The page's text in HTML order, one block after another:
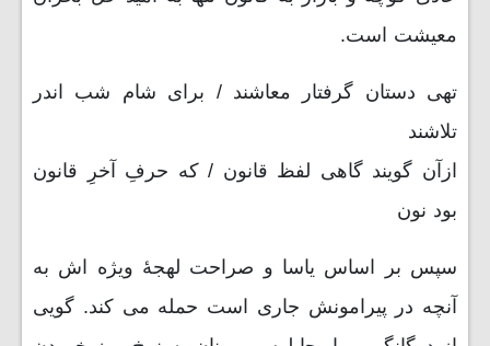
معیشت است.
تهی دستان گرفتار معاشند / برای شام شب اندر
تلاشند
ازآن گویند گاهی لفظ قانون / که حرفِ آخرِ قانون
بود نون
سپس بر اساس یاسا و صراحت لهجۀ ویژه اش به
آنچه در پیرامونش جاری است حمله می کند. گویی